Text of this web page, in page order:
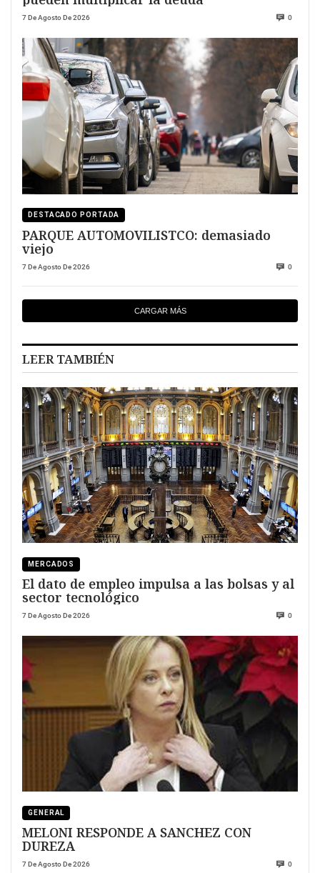
7 De Agosto De 2026 0
DESTACADO PORTADA
PARQUE AUTOMOVILISTCO: demasiado
viejo
7 De Agosto De 2026 0
CARGAR MÁS
LEER TAMBIÉN
MERCADOS
El dato de empleo impulsa a las bolsas y al
sector tecnológico
7 De Agosto De 2026 0
GENERAL
MELONI RESPONDE A SANCHEZ CON
DUREZA
7 De Agosto De 2026 0